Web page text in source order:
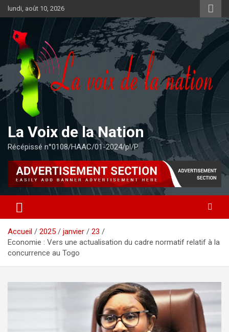
Aller
au
contenu
lundi, août 10, 2026
La Voix de la Nation
Récépissé n°0108/HAAC/01-2024/pl/P
Accueil 2025 janvier
23
Economie : Vers une actualisation du cadre normatif relatif à la
concurrence au Togo